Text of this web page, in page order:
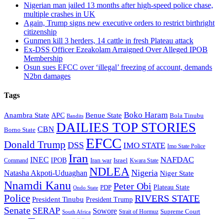
Nigerian man jailed 13 months after high-speed police chase,
multiple crashes in UK
Again, Trump signs new executive orders to restrict birthright
citizenship
Gunmen kill 3 herders, 14 cattle in fresh Plateau attack
Ex-DSS Officer Ezeakolam Arraigned Over Alleged IPOB
Membership
Osun sues EFCC over ‘illegal’ freezing of account, demands
N2bn damages
Tags
Anambra State APC Bandits Benue State Boko Haram Bola Tinubu
Borno State CBN DAILIES TOP STORIES
Donald Trump DSS EFCC IMO STATE Imo State Police
Command INEC IPOB Iran Iran war Israel Kwara State NAFDAC
Natasha Akpoti-Uduaghan NDLEA Nigeria Niger State
Nnamdi Kanu Ondo State PDP Peter Obi Plateau State
Police President Tinubu President Trump RIVERS STATE
Senate SERAP South Africa Sowore Strait of Hormuz Supreme Court